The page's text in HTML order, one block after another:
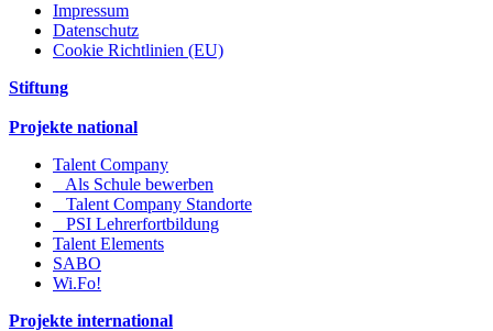
Impressum
Datenschutz
Cookie Richtlinien (EU)
Stiftung
Projekte national
Talent Company
Als Schule bewerben
Talent Company Standorte
PSI Lehrerfortbildung
Talent Elements
SABO
Wi.Fo!
Projekte international